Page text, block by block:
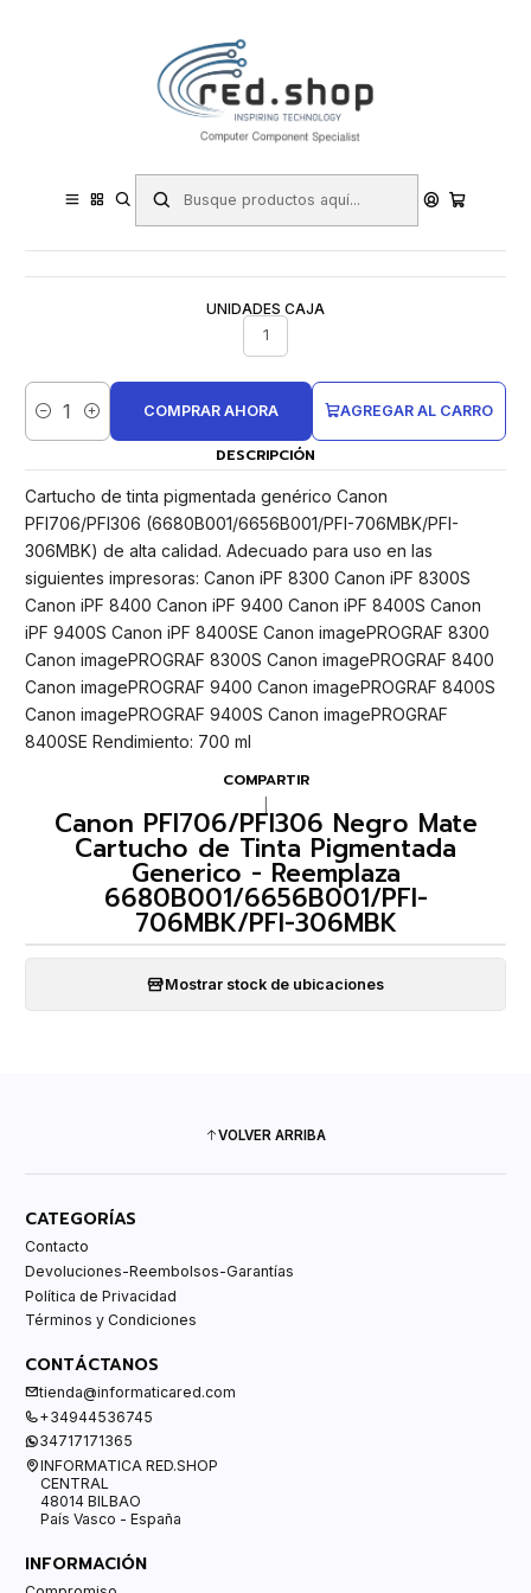
Haga Click Aqui
Consumibles. Canon Tinta (Ink-jet)
Canon PFI706/PFI306 Negro Mate Cartucho de Tinta Pigmentada
Generico - Reemplaza 6680B001/6656B001/PFI-706MBK/PFI-
UNIDADES CAJA
1
Cantidad
AGREGAR AL CARRO
COMPRAR AHORA
DESCRIPCIÓN
Cartucho de tinta pigmentada genérico Canon
PFI706/PFI306 (6680B001/6656B001/PFI-706MBK/PFI-
306MBK) de alta calidad. Adecuado para uso en las
siguientes impresoras: Canon iPF 8300 Canon iPF 8300S
Canon iPF 8400 Canon iPF 9400 Canon iPF 8400S Canon
iPF 9400S Canon iPF 8400SE Canon imagePROGRAF 8300
Canon imagePROGRAF 8300S Canon imagePROGRAF 8400
Canon imagePROGRAF 9400 Canon imagePROGRAF 8400S
Canon imagePROGRAF 9400S Canon imagePROGRAF
8400SE Rendimiento: 700 ml
COMPARTIR
Canon PFI706/PFI306 Negro Mate
Cartucho de Tinta Pigmentada
Generico - Reemplaza
6680B001/6656B001/PFI-
706MBK/PFI-306MBK
Mostrar stock de ubicaciones
VOLVER ARRIBA
CATEGORÍAS
Contacto
Devoluciones-Reembolsos-Garantías
Política de Privacidad
Términos y Condiciones
CONTÁCTANOS
tienda@informaticared.com
+34944536745
34717171365
INFORMATICA RED.SHOP
CENTRAL
48014 BILBAO
País Vasco - España
INFORMACIÓN